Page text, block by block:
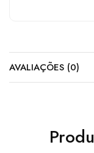
AVALIAÇÕES (0)